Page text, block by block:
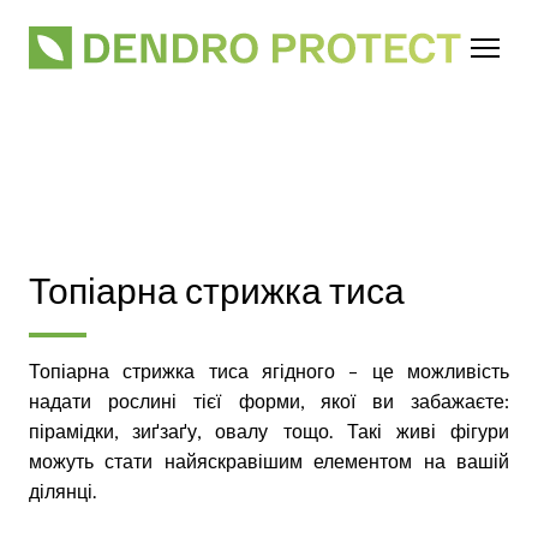
Топіарна стрижка тиса
Топіарна стрижка тиса ягідного – це можливість
надати рослині тієї форми, якої ви забажаєте:
пірамідки, зиґзаґу, овалу тощо. Такі живі фігури
можуть стати найяскравішим елементом на вашій
ділянці.